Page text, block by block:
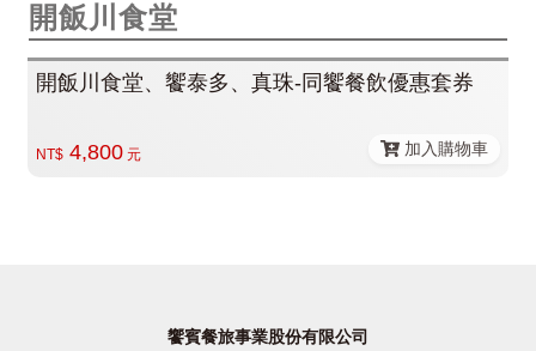
旭集
開飯川食堂
饗泰多
開飯川食堂
開飯川食堂、饗泰多、真珠-同饗餐飲優惠套券
NT$4,800元 加入購物車
饗賓餐旅事業股份有限公司